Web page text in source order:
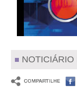
NOTICIÁRIO